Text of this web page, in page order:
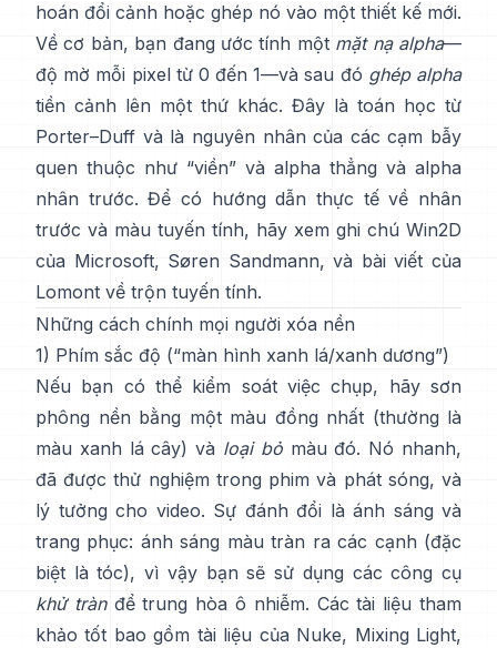
hoán đổi cảnh hoặc ghép nó vào một thiết kế mới.
Về cơ bản, bạn đang ước tính một mặt nạ alpha—
độ mờ mỗi pixel từ 0 đến 1—và sau đó ghép alpha
tiền cảnh lên một thứ khác. Đây là toán học từ
Porter–Duff và là nguyên nhân của các cạm bẫy
quen thuộc như “viền” và alpha thẳng và alpha
nhân trước. Để có hướng dẫn thực tế về nhân
trước và màu tuyến tính, hãy xem ghi chú Win2D
của Microsoft, Søren Sandmann, và bài viết của
Lomont về trộn tuyến tính.
Những cách chính mọi người xóa nền
1) Phím sắc độ (“màn hình xanh lá/xanh dương”)
Nếu bạn có thể kiểm soát việc chụp, hãy sơn
phông nền bằng một màu đồng nhất (thường là
màu xanh lá cây) và loại bỏmàu đó. Nó nhanh,
đã được thử nghiệm trong phim và phát sóng, và
lý tưởng cho video. Sự đánh đổi là ánh sáng và
trang phục: ánh sáng màu tràn ra các cạnh (đặc
biệt là tóc), vì vậy bạn sẽ sử dụng các công cụ
khử trànđể trung hòa ô nhiễm. Các tài liệu tham
khảo tốt bao gồm tài liệu của Nuke, Mixing Light,